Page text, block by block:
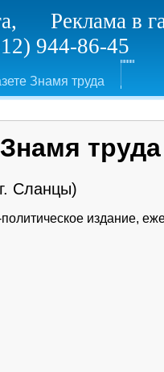
Реклама в
944-86-45
Знамя труда
труда
Сланцы)
издание,